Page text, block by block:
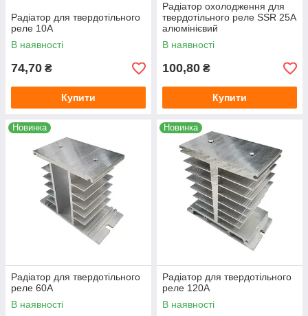
Радіатор для твердотільного
реле 10А
В наявності
74,70 ₴
Купити
Радіатор охолодження для
твердотільного реле SSR 25А
алюмінієвий
В наявності
100,80 ₴
Купити
Новинка
Радіатор для твердотільного
реле 60А
В наявності
Новинка
Радіатор для твердотільного
реле 120А
В наявності